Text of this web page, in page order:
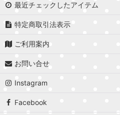
最近チェックしたアイテム
特定商取引法表示
ご利用案内
お問い合せ
Instagram
Facebook